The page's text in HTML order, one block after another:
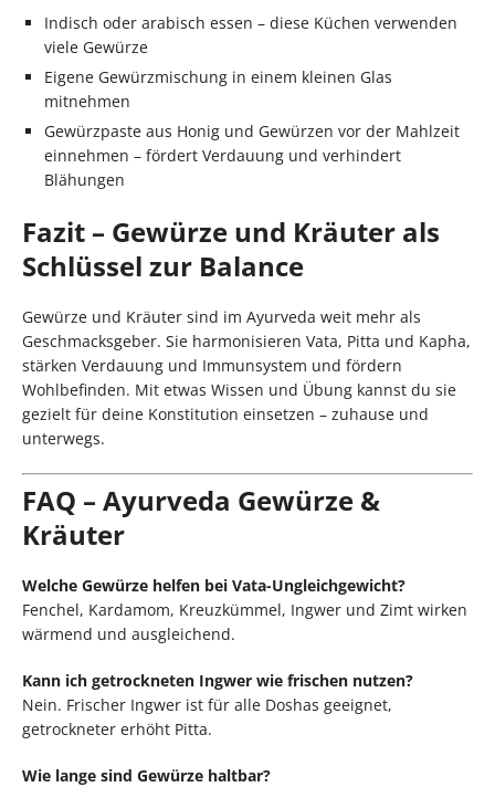
Indisch oder arabisch essen – diese Küchen verwenden
viele Gewürze
Eigene Gewürzmischung in einem kleinen Glas
mitnehmen
Gewürzpaste aus Honig und Gewürzen vor der Mahlzeit
einnehmen – fördert Verdauung und verhindert
Blähungen
Fazit – Gewürze und Kräuter als
Schlüssel zur Balance
Gewürze und Kräuter sind im Ayurveda weit mehr als
Geschmacksgeber. Sie harmonisieren Vata, Pitta und Kapha,
stärken Verdauung und Immunsystem und fördern
Wohlbefinden. Mit etwas Wissen und Übung kannst du sie
gezielt für deine Konstitution einsetzen – zuhause und
unterwegs.
FAQ – Ayurveda Gewürze &
Kräuter
Welche Gewürze helfen bei Vata-Ungleichgewicht?
Fenchel, Kardamom, Kreuzkümmel, Ingwer und Zimt wirken
wärmend und ausgleichend.
Kann ich getrockneten Ingwer wie frischen nutzen?
Nein. Frischer Ingwer ist für alle Doshas geeignet,
getrockneter erhöht Pitta.
Wie lange sind Gewürze haltbar?